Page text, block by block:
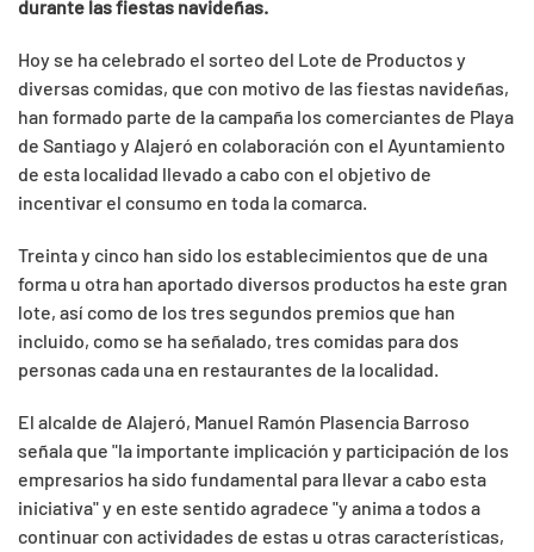
durante las fiestas navideñas.
Hoy se ha celebrado el sorteo del Lote de Productos y
diversas comidas, que con motivo de las fiestas navideñas,
han formado parte de la campaña los comerciantes de Playa
de Santiago y Alajeró en colaboración con el Ayuntamiento
de esta localidad llevado a cabo con el objetivo de
incentivar el consumo en toda la comarca.
Treinta y cinco han sido los establecimientos que de una
forma u otra han aportado diversos productos ha este gran
lote, así como de los tres segundos premios que han
incluido, como se ha señalado, tres comidas para dos
personas cada una en restaurantes de la localidad.
El alcalde de Alajeró, Manuel Ramón Plasencia Barroso
señala que "la importante implicación y participación de los
empresarios ha sido fundamental para llevar a cabo esta
iniciativa" y en este sentido agradece "y anima a todos a
continuar con actividades de estas u otras características,